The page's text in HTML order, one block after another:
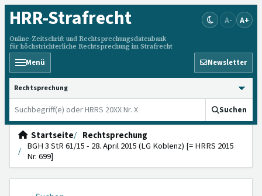
HRR-Strafrecht
Online-Zeitschrift und Rechtsprechungsdatenbank
für höchstrichterliche Rechtsprechung im Strafrecht
A- A+
Menü Newsletter
HRRS durchsuchen
Suchen
Startseite
Rechtsprechung
BGH 3 StR 61/15 - 28. April 2015 (LG Koblenz) [= HRRS 2015
Nr. 699]